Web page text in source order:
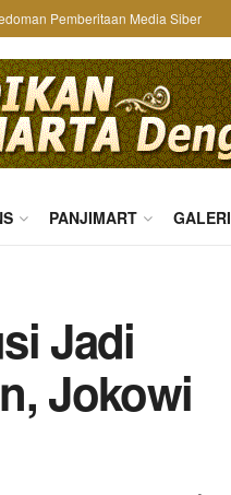
Pemberitaan Media Siber
PANJIMART GALERI
Jadi
Jokowi